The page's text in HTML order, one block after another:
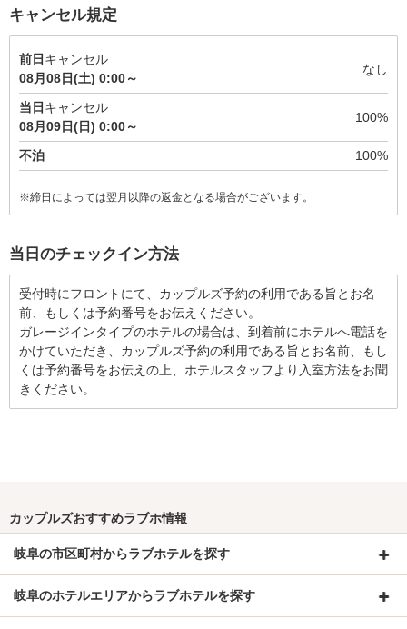
キャンセル規定
前日 キャンセル
08月08日(土) 0:00～
なし
当日 キャンセル
08月09日(日) 0:00～
100%
不泊 100%
※締日によっては翌月以降の返金となる場合がございます。
当日のチェックイン方法
受付時にフロントにて、カップルズ予約の利用である旨とお名
前、もしくは予約番号をお伝えください。
ガレージインタイプのホテルの場合は、到着前にホテルへ電話を
かけていただき、カップルズ予約の利用である旨とお名前、もし
くは予約番号をお伝えの上、ホテルスタッフより入室方法をお聞
きください。
カップルズおすすめラブホ情報
岐阜の市区町村からラブホテルを探す
岐阜のホテルエリアからラブホテルを探す